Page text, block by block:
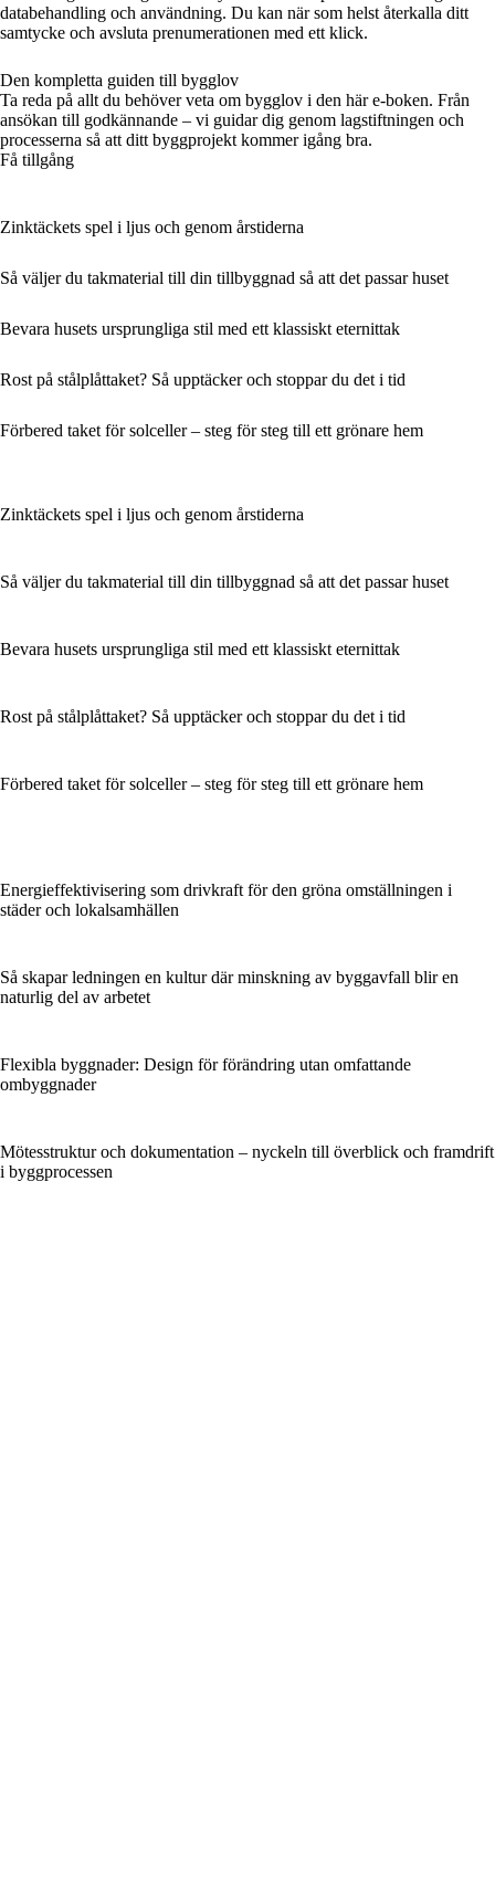
databehandling och användning. Du kan när som helst återkalla ditt
samtycke och avsluta prenumerationen med ett klick.
Den kompletta guiden till bygglov
Ta reda på allt du behöver veta om bygglov i den här e-boken. Från
ansökan till godkännande – vi guidar dig genom lagstiftningen och
processerna så att ditt byggprojekt kommer igång bra.
Få tillgång
Zinktäckets spel i ljus och genom årstiderna
Så väljer du takmaterial till din tillbyggnad så att det passar huset
Bevara husets ursprungliga stil med ett klassiskt eternittak
Rost på stålplåttaket? Så upptäcker och stoppar du det i tid
Förbered taket för solceller – steg för steg till ett grönare hem
Zinktäckets spel i ljus och genom årstiderna
Så väljer du takmaterial till din tillbyggnad så att det passar huset
Bevara husets ursprungliga stil med ett klassiskt eternittak
Rost på stålplåttaket? Så upptäcker och stoppar du det i tid
Förbered taket för solceller – steg för steg till ett grönare hem
Energieffektivisering som drivkraft för den gröna omställningen i
städer och lokalsamhällen
Så skapar ledningen en kultur där minskning av byggavfall blir en
naturlig del av arbetet
Flexibla byggnader: Design för förändring utan omfattande
ombyggnader
Mötesstruktur och dokumentation – nyckeln till överblick och framdrift
i byggprocessen